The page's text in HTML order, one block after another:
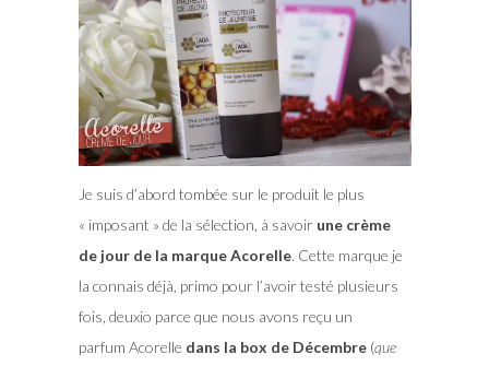
Je suis d’abord tombée sur le produit le plus
« imposant » de la sélection, à savoirune crème
de jour de la marque Acorelle. Cette marque je
la connais déjà, primo pour l’avoir testé plusieurs
fois, deuxio parce que nous avons reçu un
parfum Acorelle dans la box de Décembre(que